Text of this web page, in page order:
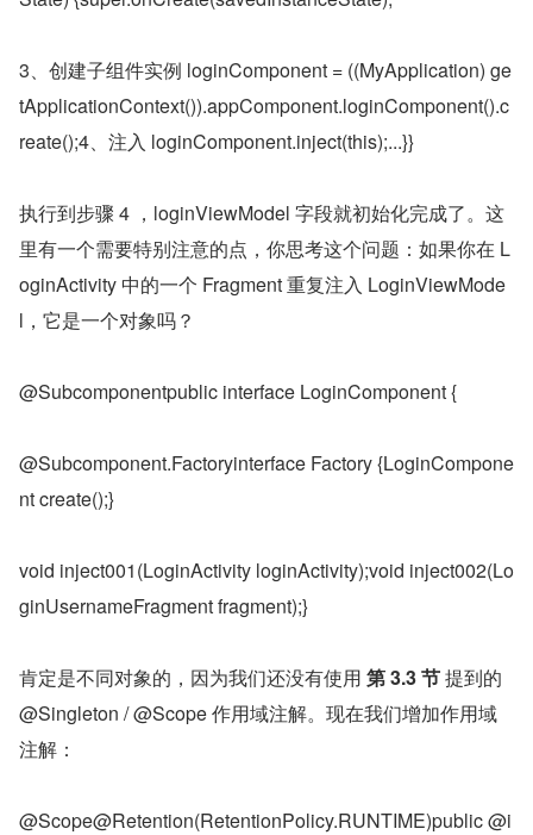
3、创建子组件实例 loginComponent = ((MyApplication) ge
tApplicationContext()).appComponent.loginComponent().c
reate();4、注入 loginComponent.inject(this);...}}
执行到步骤 4 ，loginViewModel 字段就初始化完成了。这
里有一个需要特别注意的点，你思考这个问题：如果你在 L
oginActivity 中的一个 Fragment 重复注入 LoginViewMode
l，它是一个对象吗？
@Subcomponentpublic interface LoginComponent {
@Subcomponent.Factoryinterface Factory {LoginCompone
nt create();}
void inject001(LoginActivity loginActivity);void inject002(Lo
ginUsernameFragment fragment);}
肯定是不同对象的，因为我们还没有使用 第 3.3 节 提到的
@Singleton / @Scope 作用域注解。现在我们增加作用域
注解：
@Scope@Retention(RetentionPolicy.RUNTIME)public @i